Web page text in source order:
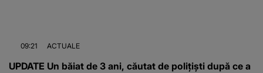
09:21 ACTUALE
UPDATE Un băiat de 3 ani, căutat de polițiști după ce a